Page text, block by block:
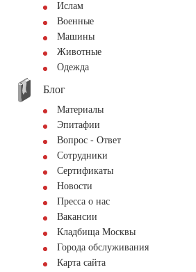
Ислам
Военные
Машины
Животные
Одежда
Блог
Материалы
Эпитафии
Вопрос - Ответ
Сотрудники
Сертификаты
Новости
Пресса о нас
Вакансии
Кладбища Москвы
Города обслуживания
Карта сайта